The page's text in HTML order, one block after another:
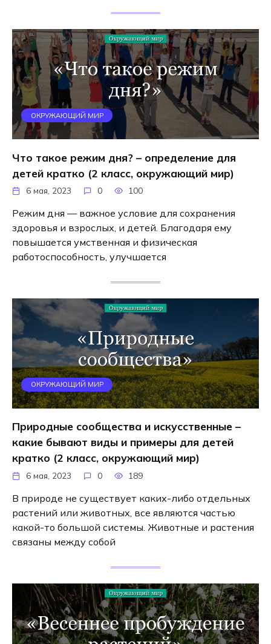
ОКРУЖАЮЩИЙ МИР
Что такое режим дня? – определение для
детей кратко (2 класс, окружающий мир)
6 мая, 2023 0 100
Режим дня — важное условие для сохранения
здоровья и взрослых, и детей. Благодаря ему
повышается умственная и физическая
работоспособность, улучшается
ОКРУЖАЮЩИЙ МИР
Природные сообщества и искусственные –
какие бывают виды и примеры для детей
кратко (2 класс, окружающий мир)
6 мая, 2023 0 189
В природе не существует каких-либо отдельных
растений или животных, все являются частью
какой-то большой системы. Животные и растения
связаны между собой